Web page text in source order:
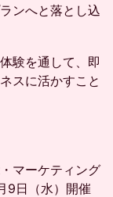
ンへと落とし込
験を通して、即
スに活かすこと
マーケティング
9日（水）開催